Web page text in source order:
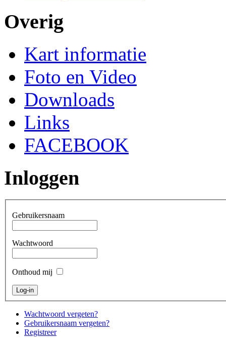
Overig
Kart informatie
Foto en Video
Downloads
Links
FACEBOOK
Inloggen
Gebruikersnaam
Wachtwoord
Onthoud mij
Wachtwoord vergeten?
Gebruikersnaam vergeten?
Registreer